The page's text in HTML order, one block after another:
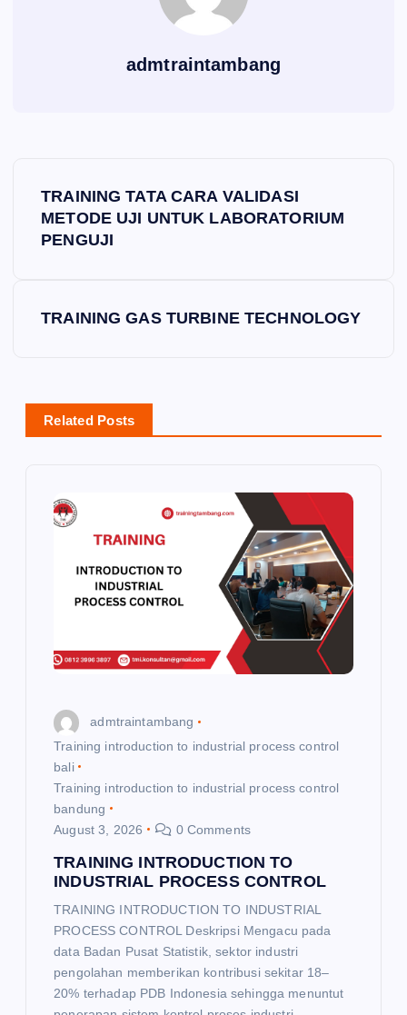
admtraintambang
a
v
TRAINING TATA CARA VALIDASI
METODE UJI UNTUK LABORATORIUM
PENGUJI
TRAINING GAS TURBINE TECHNOLOGY
Related Posts
admtraintambang
Training introduction to industrial process control
bali
Training introduction to industrial process control
bandung
August 3, 2026
0 Comments
TRAINING INTRODUCTION TO
INDUSTRIAL PROCESS CONTROL
TRAINING INTRODUCTION TO INDUSTRIAL
PROCESS CONTROL Deskripsi Mengacu pada
data Badan Pusat Statistik, sektor industri
pengolahan memberikan kontribusi sekitar 18–
20% terhadap PDB Indonesia sehingga menuntut